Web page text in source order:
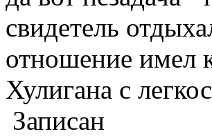
свидетель
отношение имел
Хулигана с
Записан